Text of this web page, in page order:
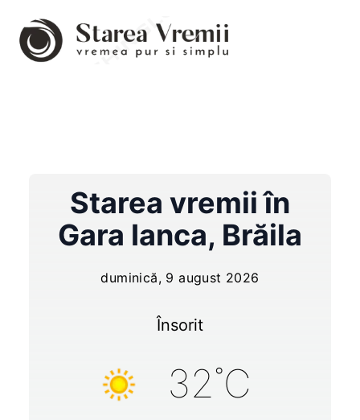
Starea vremii în
Gara Ianca, Brăila
duminică, 9 august 2026
Însorit
32˚C